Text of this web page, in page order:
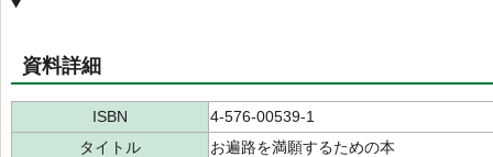
資料詳細
ISBN
4-576-00539-1
タイトル
お遍路を満願するための本